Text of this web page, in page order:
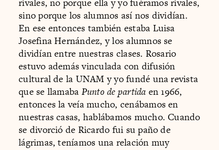
rivales, no porque ella y yo fuéramos rivales,
sino porque los alumnos así nos dividían.
En ese entonces también estaba Luisa
Josefina Hernández, y los alumnos se
dividían entre nuestras clases. Rosario
estuvo además vinculada con difusión
cultural de la UNAM y yo fundé una revista
que se llamaba Punto de partida en 1966,
entonces la veía mucho, cenábamos en
nuestras casas, hablábamos mucho. Cuando
se divorció de Ricardo fui su paño de
lágrimas, teníamos una relación muy